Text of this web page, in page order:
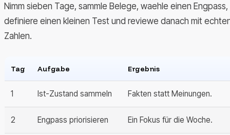
Nimm sieben Tage, sammle Belege, waehle einen Engpass,
definiere einen kleinen Test und reviewe danach mit
Zahlen.
Tag Aufgabe Ergebnis
1 Ist-Zustand sammeln Fakten statt Meinungen.
2 Engpass priorisieren Ein Fokus für die Woche.